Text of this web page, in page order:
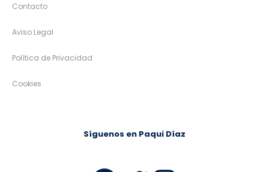
Contacto
Aviso Legal
Política de Privacidad
Cookies
Síguenos en Paqui Díaz